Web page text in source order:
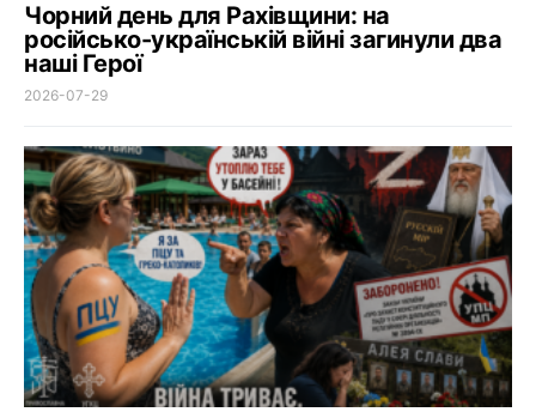
Чорний день для Рахівщини: на
російсько-українській війні загинули два
наші Герої
2026-07-29